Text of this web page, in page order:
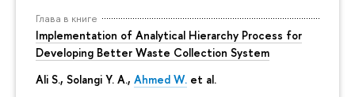
Глава в книге
Implementation of Analytical Hierarchy Process for
Developing Better Waste Collection System
Ali S., Solangi Y. A., Ahmed W. et al.